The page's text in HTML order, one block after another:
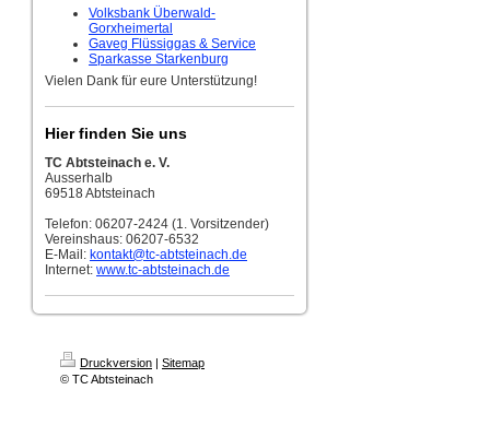
Volksbank Überwald-
Gorxheimertal
Gaveg Flüssiggas & Service
Sparkasse Starkenburg
Vielen Dank für eure Unterstützung!
Hier finden Sie uns
TC Abtsteinach e. V.
Ausserhalb
69518 Abtsteinach
Telefon: 06207-2424 (1. Vorsitzender)
Vereinshaus: 06207-6532
E-Mail: kontakt@tc-abtsteinach.de
Internet: www.tc-abtsteinach.de
Druckversion | Sitemap
© TC Abtsteinach